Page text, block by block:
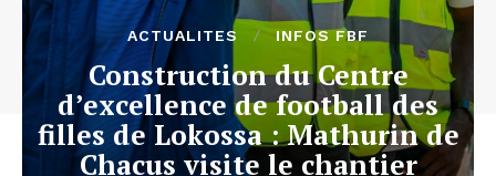
ACTUALITES INFOS FBF
Construction du Centre
d’excellence de football des
filles de Lokossa : Mathurin de
Chacus visite le chantier